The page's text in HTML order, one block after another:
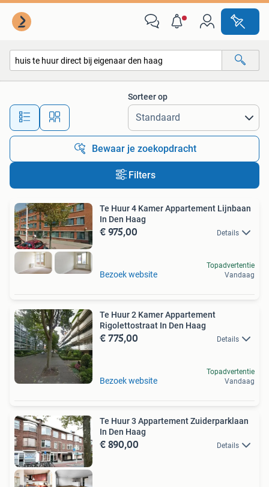
Alle afstanden…
Sorteer op
Bewaar je zoekopdracht
Filters
Te Huur 4 Kamer Appartement Lijnbaan
In Den Haag
€ 975,00 Details
Bezoek website
Topadvertentie
Vandaag
Te Huur 2 Kamer Appartement
Rigolettostraat In Den Haag
€ 775,00 Details
Bezoek website
Topadvertentie
Vandaag
Te Huur 3 Appartement Zuiderparklaan
In Den Haag
€ 890,00 Details